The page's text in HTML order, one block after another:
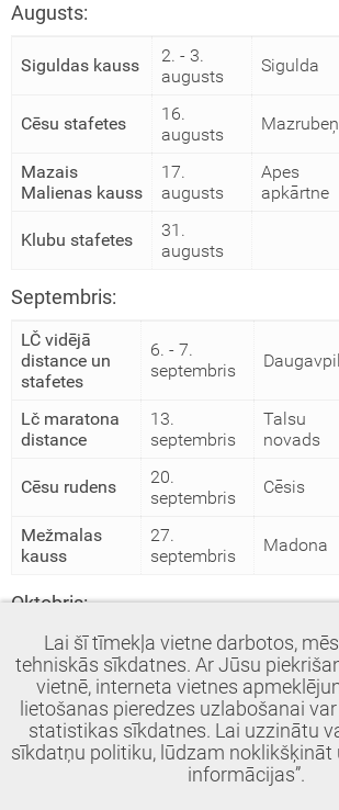
Augusts:
Siguldas kauss
2. - 3.
augusts
Sigulda
Cēsu stafetes
16.
augusts
Mazais
Malienas kauss
17.
augusts
Apes
apkārtne
Klubu stafetes
31.
augusts
Septembris:
LČ vidējā
distance un
stafetes
6. - 7.
septembris
Lč maratona
distance
13.
septembris
Talsu
novads
Cēsu rudens
20.
septembris
Cēsis
Mežmalas
kauss
27.
septembris
Madona
Oktobris:
Siguldas rudens
4.
oktobris
Sigulda
Tukuma kauss
5.
oktobris
Tukums
Ziemeļkurzemes
11.
oktobris
Užava
19. oktobris
Lai šī tīmekļa vietne darbotos,
tehniskās sīkdatnes. Ar Jūsu
vietnē, interneta vietnes
lietošanas pieredzes uzlabošanai
statistikas sīkdatnes. Lai uzzinātu
sīkdatņu politiku, lūdzam noklikšķināt
informācijas”.